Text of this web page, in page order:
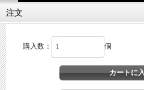
注文
購入数： 個